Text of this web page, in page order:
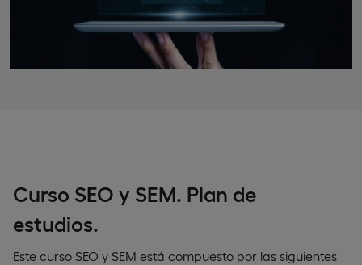
Curso SEO y SEM. Plan de
estudios.
Este curso SEO y SEM está compuesto por las siguientes